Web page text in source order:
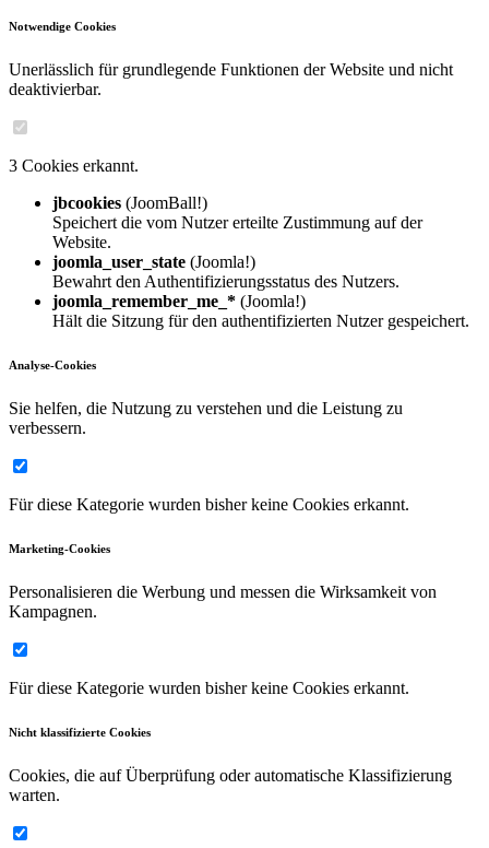
Notwendige Cookies
Unerlässlich für grundlegende Funktionen der Website und nicht
deaktivierbar.
3 Cookies erkannt.
jbcookies (JoomBall!)
Speichert die vom Nutzer erteilte Zustimmung auf der
Website.
joomla_user_state (Joomla!)
Bewahrt den Authentifizierungsstatus des Nutzers.
joomla_remember_me_* (Joomla!)
Hält die Sitzung für den authentifizierten Nutzer gespeichert.
Analyse-Cookies
Sie helfen, die Nutzung zu verstehen und die Leistung zu
verbessern.
Für diese Kategorie wurden bisher keine Cookies erkannt.
Marketing-Cookies
Personalisieren die Werbung und messen die Wirksamkeit von
Kampagnen.
Für diese Kategorie wurden bisher keine Cookies erkannt.
Nicht klassifizierte Cookies
Cookies, die auf Überprüfung oder automatische Klassifizierung
warten.